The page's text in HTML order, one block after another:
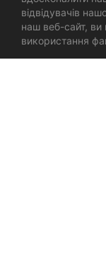
відвідувачів
наш веб-сайт, ви
використання